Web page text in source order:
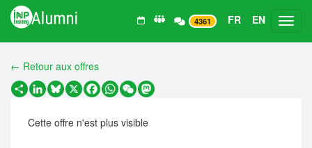
4361 FR EN
← Retour aux offres
PartagerLinkedIn
Bluesky
X Facebook
WhatsApp
WeChatMastodon
Cette offre n'est plus visible